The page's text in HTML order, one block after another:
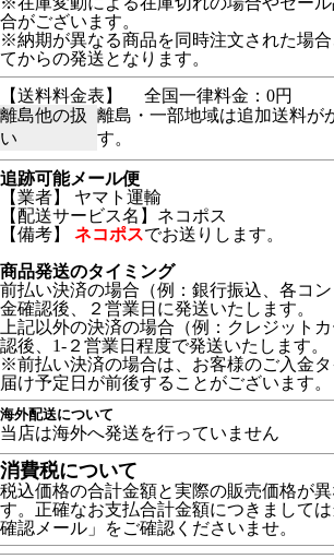
合がございます。
※納期が異なる商品を同時注文された場
てからの発送となります。
【送料料金表】
全国一律料金：0円
離島他の扱
い
離島・一部地域は追加送料が
す。
追跡可能メール便
【業者】 ヤマト運輸
【配送サービス名】ネコポス
【備考】
ネコポスでお送りします。
商品発送のタイミング
前払い決済の場合（例：銀行振込、各コ
金確認後、２営業日に発送いたします。
上記以外の決済の場合（例：クレジッ
認後、1-２営業日程度で発送いたします。
※前払い決済の場合は、お客様のご入金
届け予定日が前後することがございます。
海外配送について
当店は海外へ発送を行っていません
消費税について
税込価格の合計金額と実際の販売価格が
す。正確なお支払合計金額につきまして
確認メール」をご確認くださいませ。